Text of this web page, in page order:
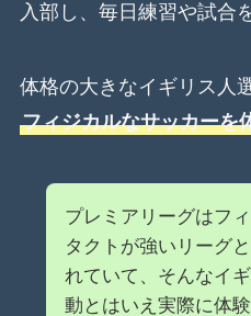
入部し、毎日練習や試合
体格の大きなイギリス人
フィジカルなサッカーを
プレミアリーグはフ
タクトが強いリーグ
れていて、そんなイ
動とはいえ実際に体